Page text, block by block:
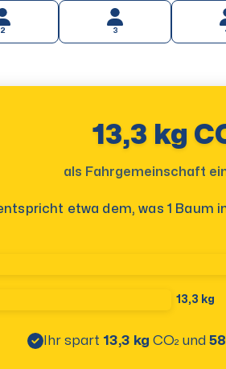
2 3
13,3 kg
als Fahrgemeinschaft
etwa dem, was 1 Baum
13,3 kg
Ihr spart 13,3 kg CO₂ und